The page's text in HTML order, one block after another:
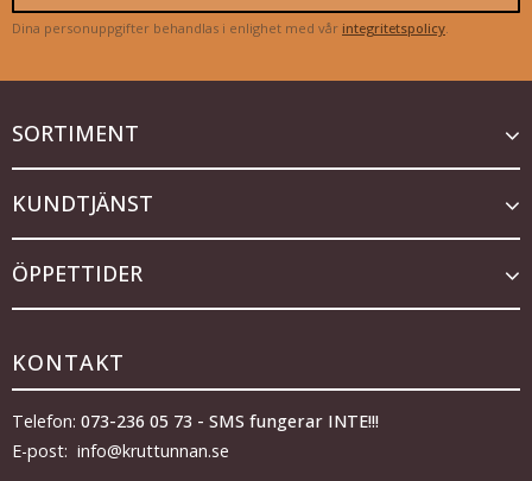
Dina personuppgifter behandlas i enlighet med vår integritetspolicy
SORTIMENT
KUNDTJÄNST
ÖPPETTIDER
KONTAKT
Telefon: 073-236 05 73 - SMS fungerar INTE!!!
E-post: info@kruttunnan.se